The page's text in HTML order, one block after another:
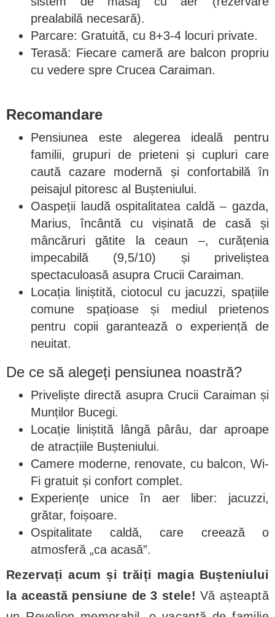
prealabilă necesară).
Parcare: Gratuită, cu 8+3-4 locuri private.
Terasă: Fiecare cameră are balcon propriu
cu vedere spre Crucea Caraiman.
Recomandare
Pensiunea este alegerea ideală pentru
familii, grupuri de prieteni și cupluri care
caută cazare modernă și confortabilă în
peisajul pitoresc al Bușteniului.
Oaspeții laudă ospitalitatea caldă – gazda,
Marius, încântă cu vișinată de casă și
mâncăruri gătite la ceaun –, curățenia
impecabilă (9,5/10) și priveliștea
spectaculoasă asupra Crucii Caraiman.
Locația liniștită, ciotocul cu jacuzzi, spațiile
comune spațioase și mediul prietenos
pentru copii garantează o experiență de
neuitat.
De ce să alegeți pensiunea noastră?
Priveliște directă asupra Crucii Caraiman și
Munților Bucegi.
Locație liniștită lângă pârâu, dar aproape
de atracțiile Bușteniului.
Camere moderne, renovate, cu balcon, Wi-
Fi gratuit și confort complet.
Experiențe unice în aer liber: jacuzzi,
grătar, foișoare.
Ospitalitate caldă, care creează o
atmosferă „ca acasă”.
Rezervați acum și trăiți magia Bușteniului
la această pensiune de 3 stele!Vă așteaptă